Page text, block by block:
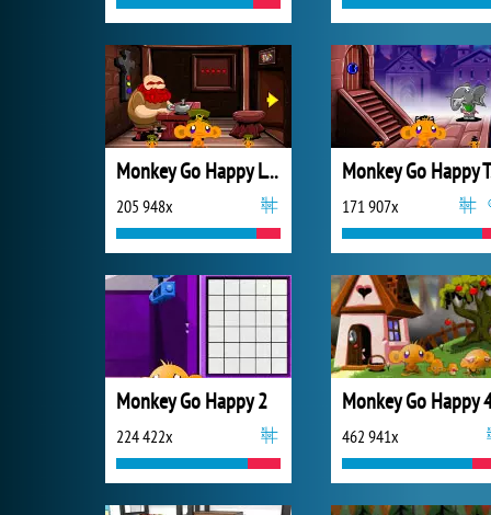
Monkey Go Happy Leprechauns
205 948x 171 907x
Monkey Go Happy 2
224 422x
Monkey Go Happy
462 941x